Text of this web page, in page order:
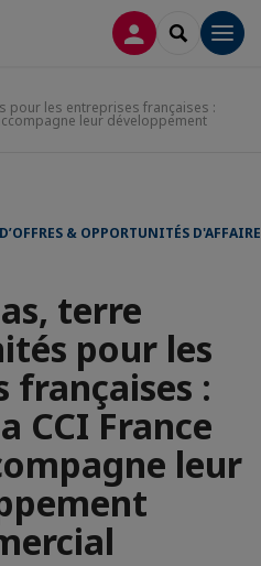
CONNEXION
pour les entreprises françaises :
leur développement
& OPPORTUNITÉS
terre
pour les
françaises :
CCI France
leur